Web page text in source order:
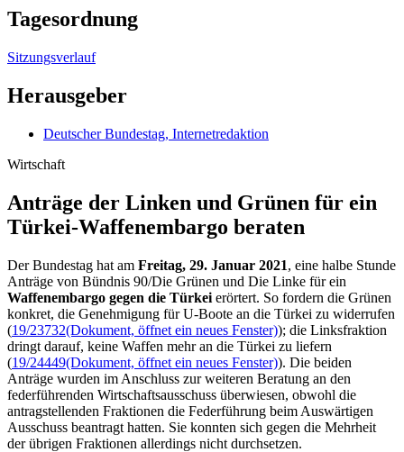
Tagesordnung
Sitzungsverlauf
Herausgeber
Deutscher Bundestag, Internetredaktion
Wirtschaft
Anträge der Linken und Grünen für ein
Türkei-Waffen­embargo beraten
Der Bundestag hat am Freitag, 29. Januar 2021, eine halbe Stunde
Anträge von Bündnis 90/Die Grünen und Die Linke für ein
Waffenembargo gegen die Türkei erörtert. So fordern die Grünen
konkret, die Genehmigung für U-Boote an die Türkei zu widerrufen
(19/23732(Dokument, öffnet ein neues Fenster)); die Linksfraktion
dringt darauf, keine Waffen mehr an die Türkei zu liefern
(19/24449(Dokument, öffnet ein neues Fenster)). Die beiden
Anträge wurden im Anschluss zur weiteren Beratung an den
federführenden Wirtschaftsausschuss überwiesen, obwohl die
antragstellenden Fraktionen die Federführung beim Auswärtigen
Ausschuss beantragt hatten. Sie konnten sich gegen die Mehrheit
der übrigen Fraktionen allerdings nicht durchsetzen.